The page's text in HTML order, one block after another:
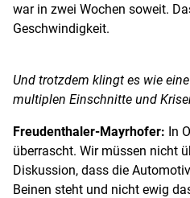
war in zwei Wochen soweit.
Geschwindigkeit.
Und trotzdem klingt es wie
multiplen Einschnitte und
Freudenthaler-Mayrhofer: In
überrascht. Wir müssen nicht
Diskussion, dass die
Beinen steht und nicht ewig